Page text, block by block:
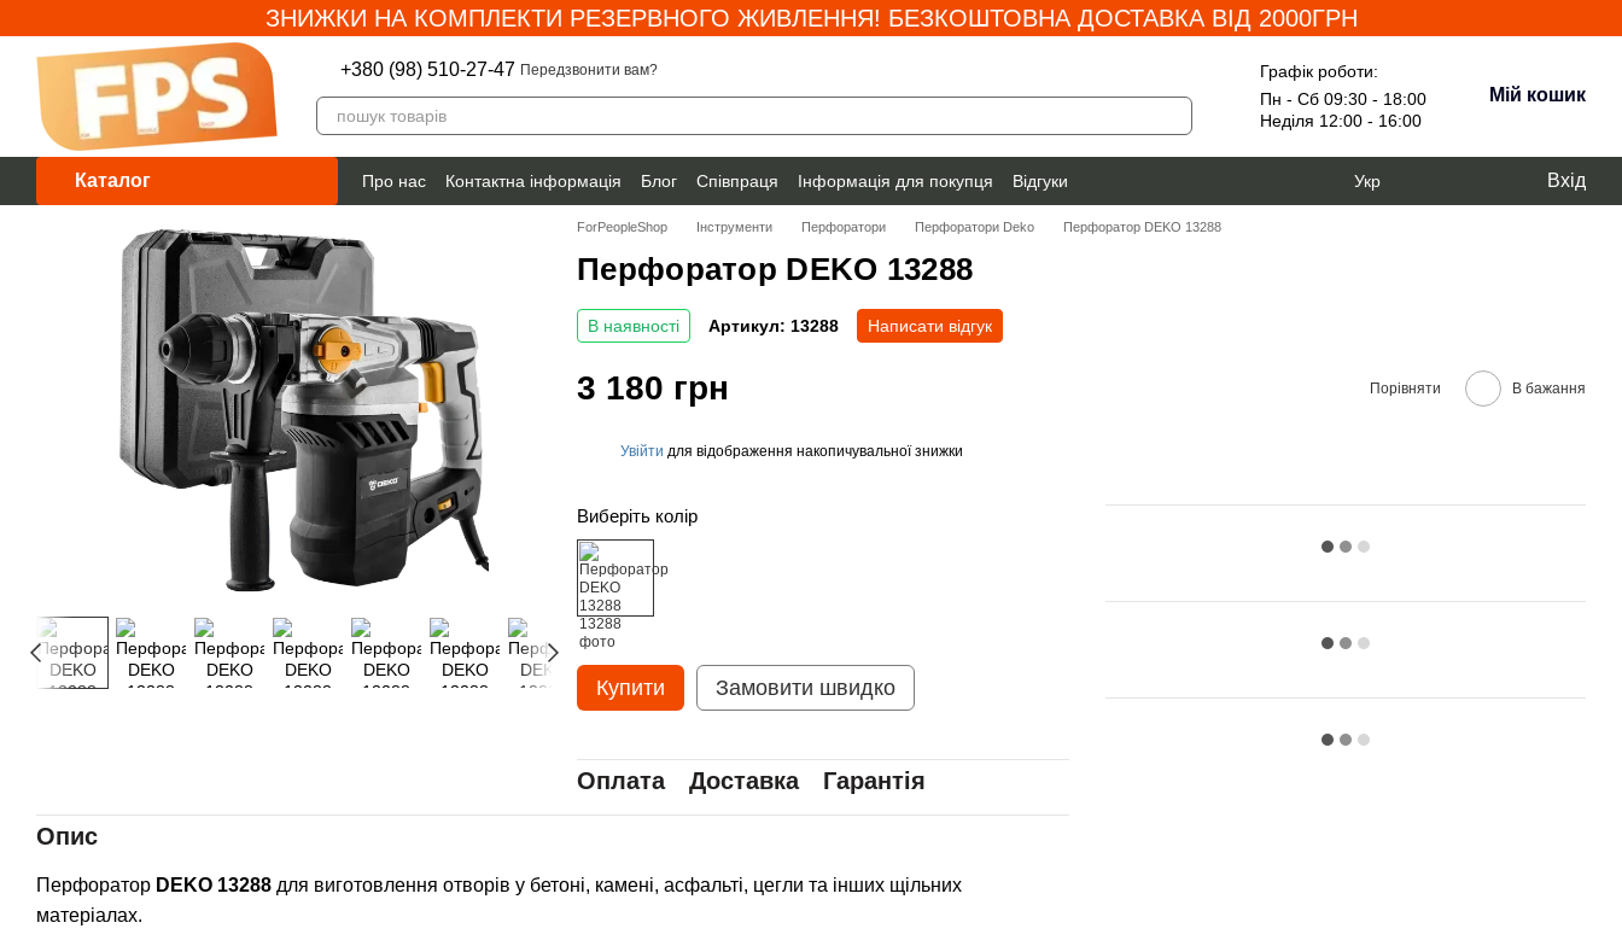
Перейти до основного контентуЗНИЖКИ НА КОМПЛЕКТИ РЕЗЕРВНОГО ЖИВЛЕННЯ! БЕЗКОШТОВНА ДОСТАВКА ВІД 2000ГРН
+380 (98) 510-27-47 Передзвонити вам?
Графік роботи:
Пн - Сб 09:30 - 18:00
Неділя 12:00 - 16:00
Мій кошик
Каталог Про нас Контактна інформація Блог Співпраця Інформація для покупця
Відгуки
Гарантія
Укр Вхід
ForPeopleShop Інструменти Перфоратори Перфоратори Deko Перфоратор DEKO 13288
Перфоратор DEKO 13288
В наявності Артикул: 13288 Написати відгук
3 180 грн Порівняти В бажання
Увійти для відображення накопичувальної знижки
Виберіть колір
Купити Замовити швидко
Оплата Доставка Гарантія
Опис
Перфоратор DEKO 13288 для виготовлення отворів у бетоні, камені, асфальті, цегли та інших щільних
матеріалах.